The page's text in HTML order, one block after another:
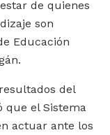
de quienes
son
Educación
del
que el Sistema
actuar ante los